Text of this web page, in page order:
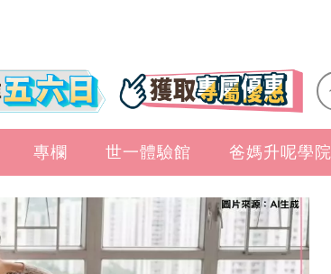
專欄 世一體驗館 爸媽升呢學院